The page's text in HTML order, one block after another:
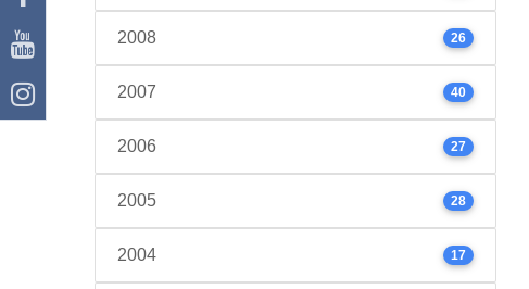
2008 26
2007 40
2006 27
2005 28
2004 17